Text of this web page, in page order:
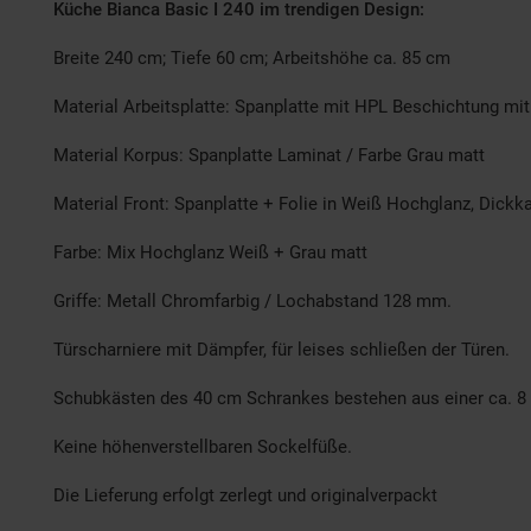
Küche Bianca Basic I 240 im trendigen Design:
Breite 240 cm; Tiefe 60 cm; Arbeitshöhe ca. 85 cm
Material Arbeitsplatte: Spanplatte mit HPL Beschichtung
Material Korpus: Spanplatte Laminat / Farbe Grau matt
Material Front: Spanplatte + Folie in Weiß Hochglanz,
Farbe: Mix Hochglanz Weiß + Grau matt
Griffe: Metall Chromfarbig / Lochabstand 128 mm.
Türscharniere mit Dämpfer, für leises schließen der Türen.
Schubkästen des 40 cm Schrankes bestehen aus einer ca.
Keine höhenverstellbaren Sockelfüße.
Die Lieferung erfolgt zerlegt und originalverpackt